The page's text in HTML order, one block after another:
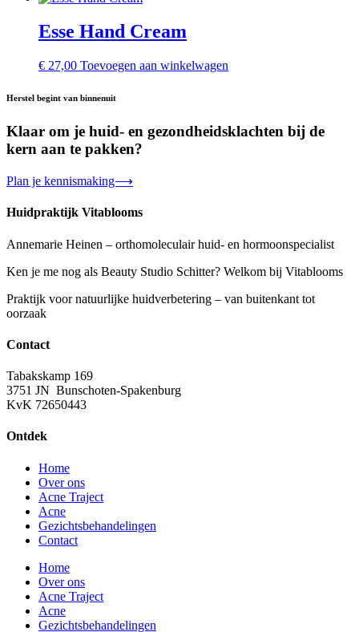
Esse Hand Cream
€ 27,00 Toevoegen aan winkelwagen
Herstel begint van binnenuit
Klaar om je huid- en gezondheidsklachten bij de
kern aan te pakken?
Plan je kennismaking⟶
Huidpraktijk Vitablooms
Annemarie Heinen – orthomoleculair huid- en hormoonspecialist
Ken je me nog als Beauty Studio Schitter? Welkom bij Vitablooms
Praktijk voor natuurlijke huidverbetering – van buitenkant tot
oorzaak
Contact
Tabakskamp 169
3751 JN Bunschoten-Spakenburg
KvK 72650443
Ontdek
Home
Over ons
Acne Traject
Acne
Gezichtsbehandelingen
Contact
Home
Over ons
Acne Traject
Acne
Gezichtsbehandelingen